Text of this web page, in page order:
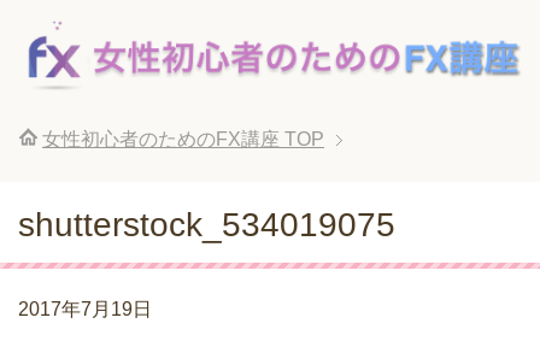
女性初心者のためのFX講座 TOP
shutterstock_534019075
2017年7月19日